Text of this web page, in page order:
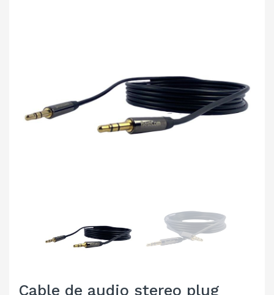
Cable de audio stereo plug